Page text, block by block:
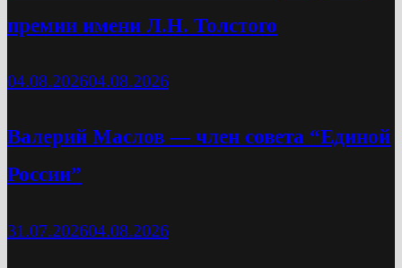
премии имени Л.Н. Толстого
04.08.202604.08.2026
Валерий Маслов — член совета “Единой
России”
31.07.202604.08.2026